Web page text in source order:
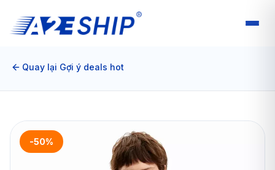
Quay lại Gợi ý deals hot
-50%